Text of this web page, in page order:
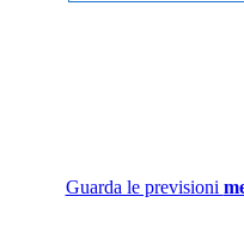
Guarda le previsioni